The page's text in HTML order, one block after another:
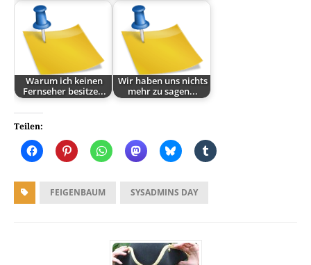
Warum ich keinen
Fernseher besitze...
Wir haben uns nichts
mehr zu sagen...
Teilen:
FEIGENBAUM SYSADMINS DAY